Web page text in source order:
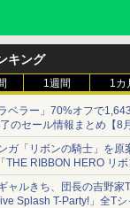
キング
1週間 1カ
ベラー」70%オフで1,643
のセール情報まとめ【8
ップでは「大神 絶景版
ガ「リボンの騎士」を原
THE RIBBON HERO リボ
開始
ャルきち、団長の吉野家
Splash T-Party!」全Tシ